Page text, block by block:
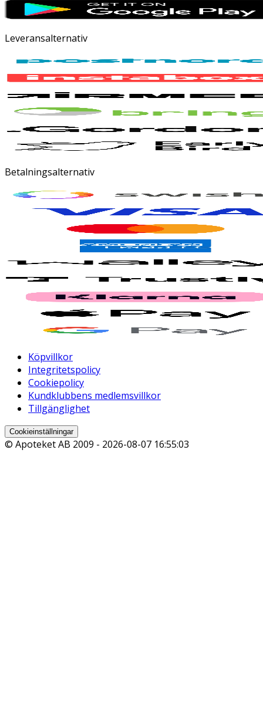
Leveransalternativ
Betalningsalternativ
Köpvillkor
Integritetspolicy
Cookiepolicy
Kundklubbens medlemsvillkor
Tillgänglighet
Cookieinställningar
© Apoteket AB 2009 - 2026-08-07 16:55:03